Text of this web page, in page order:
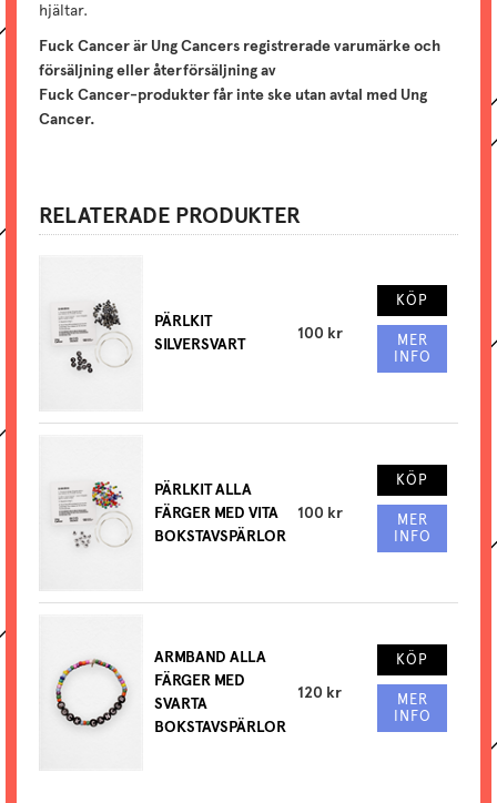
hjältar.
Fuck Cancer är Ung Cancers registrerade varumärke och
försäljning eller återförsäljning av
Fuck Cancer-produkter får inte ske utan avtal med Ung
Cancer.
RELATERADE PRODUKTER
PÄRLKIT
SILVERSVART
100 kr
KÖP
MER
INFO
PÄRLKIT ALLA
FÄRGER MED VITA
BOKSTAVSPÄRLOR
100 kr
KÖP
MER
INFO
ARMBAND ALLA
FÄRGER MED
SVARTA
BOKSTAVSPÄRLOR
120 kr
KÖP
MER
INFO